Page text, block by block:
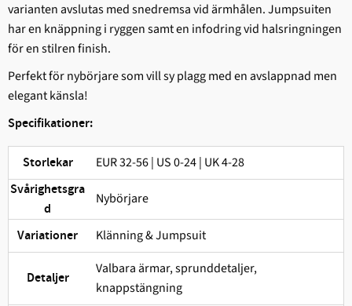
varianten avslutas med snedremsa vid ärmhålen. Jumpsuiten
har en knäppning i ryggen samt en infodring vid halsringningen
för en stilren finish.
Perfekt för nybörjare som vill sy plagg med en avslappnad men
elegant känsla!
Specifikationer:
Storlekar EUR 32-56 | US 0-24 | UK 4-28
Svårighetsgra
d
Nybörjare
Variationer Klänning & Jumpsuit
Detaljer
Valbara ärmar, sprunddetaljer,
knappstängning